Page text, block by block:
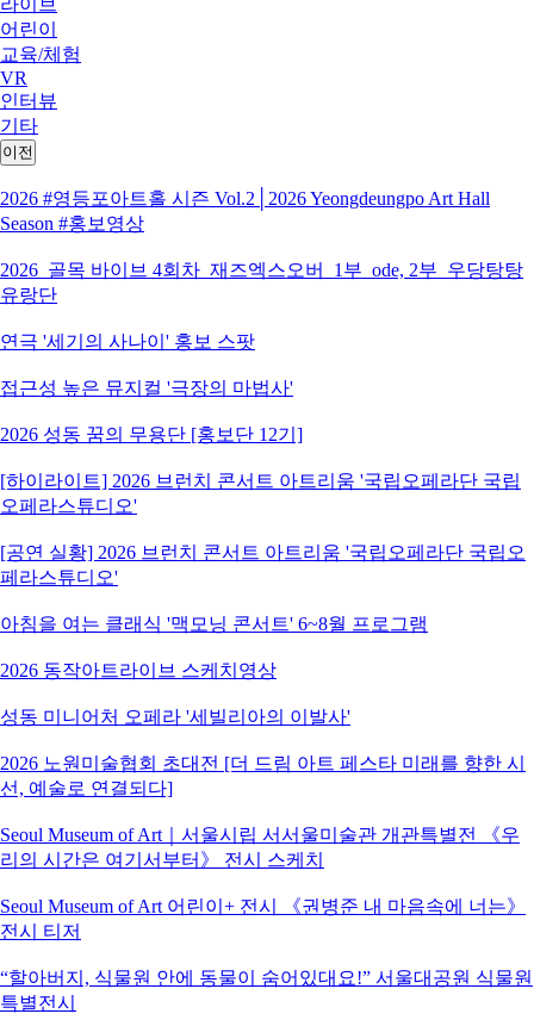
라이브
어린이
교육/체험
VR
인터뷰
기타
이전
2026 #영등포아트홀 시즌 Vol.2│2026 Yeongdeungpo Art Hall
Season #홍보영상
2026_골목 바이브 4회차_재즈엑스오버_1부_ode, 2부_우당탕탕
유랑단
연극 '세기의 사나이' 홍보 스팟
접근성 높은 뮤지컬 '극장의 마법사'
2026 성동 꿈의 무용단 [홍보단 12기]
[하이라이트] 2026 브런치 콘서트 아트리움 '국립오페라단 국립
오페라스튜디오'
[공연 실황] 2026 브런치 콘서트 아트리움 '국립오페라단 국립오
페라스튜디오'
아침을 여는 클래식 '맥모닝 콘서트' 6~8월 프로그램
2026 동작아트라이브 스케치영상
성동 미니어처 오페라 '세빌리아의 이발사'
2026 노원미술협회 초대전 [더 드림 아트 페스타 미래를 향한 시
선, 예술로 연결되다]
Seoul Museum of Art｜서울시립 서서울미술관 개관특별전 《우
리의 시간은 여기서부터》 전시 스케치
Seoul Museum of Art 어린이+ 전시 《권병준 내 마음속에 너는》
전시 티저
“할아버지, 식물원 안에 동물이 숨어있대요!” 서울대공원 식물원
특별전시